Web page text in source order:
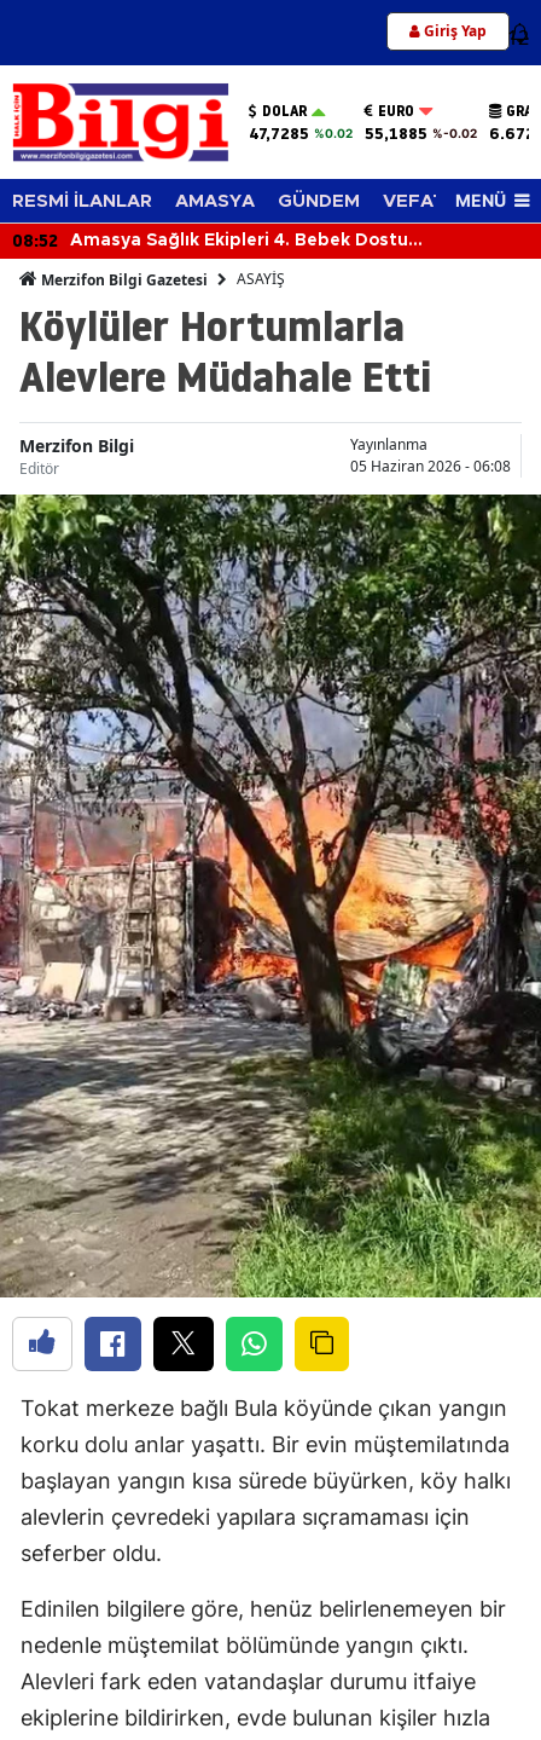
Giriş Yap 12
DOLAR
47,7285 %0.02
EURO
55,1885 %-0.02
RESMİ İLANLAR AMASYA GÜNDEM VEFAT EDENLER
MENÜ
08:52
Amasya Sağlık Ekipleri 4. Bebek Dostu
Merzifon Bilgi Gazetesi ASAYİŞ
Köylüler Hortumlarla
Alevlere Müdahale Etti
Merzifon Bilgi
Editör
Yayınlanma
05 Haziran 2026 - 06:08
Tokat merkeze bağlı Bula köyünde çıkan yangın
korku dolu anlar yaşattı. Bir evin müştemilatında
başlayan yangın kısa sürede büyürken, köy halkı
alevlerin çevredeki yapılara sıçramaması için
seferber oldu.
Edinilen bilgilere göre, henüz belirlenemeyen bir
nedenle müştemilat bölümünde yangın çıktı.
Alevleri fark eden vatandaşlar durumu itfaiye
ekiplerine bildirirken, evde bulunan kişiler hızla